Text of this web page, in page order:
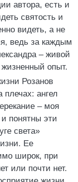
автора, есть и
святость и
видеть, а не
ведь за каждым
– живой
опыт.
Розанов
ангел
– моя
понятны эти
света»
Ее
широк, при
или почти нет.